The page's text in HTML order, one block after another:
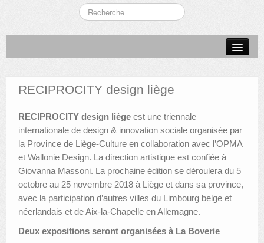
MUSÉE GRÉTRY
MUSÉE DU LUMINAIRE
FONDS PATRIMONIAUX
AUTRES LIEUX
ANIMATIONS DES MUSÉES
PUBLICATIONS
LES APPELS À PROJETS
RECIPROCITY design liège
RECIPROCITY design liège est une triennale
internationale de design & innovation sociale organisée par
la Province de Liège-Culture en collaboration avec l’OPMA
et Wallonie Design. La direction artistique est confiée à
Giovanna Massoni. La prochaine édition se déroulera du 5
octobre au 25 novembre 2018 à Liège et dans sa province,
avec la participation d’autres villes du Limbourg belge et
néerlandais et de Aix-la-Chapelle en Allemagne.
Deux expositions seront organisées à La Boverie